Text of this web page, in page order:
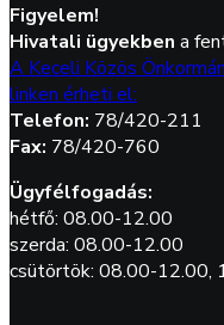
Figyelem!
Hivatali ügyekben a
A Keceli Közös
linken érheti el:
Telefon: 78/420-211
Fax: 78/420-760
Ügyfélfogadás:
hétfő: 08.00-12.00
szerda: 08.00-12.00
csütörtök: 08.00-12.00,